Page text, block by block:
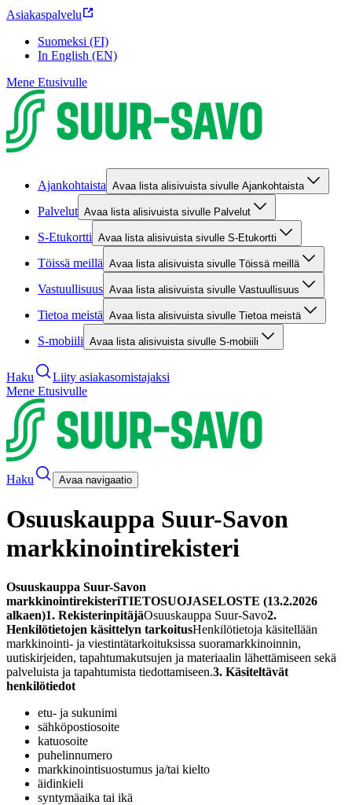
Asiakaspalvelu
Suomeksi (FI)
In English (EN)
Mene Etusivulle
Ajankohtaista Avaa lista alisivuista sivulle Ajankohtaista
Palvelut Avaa lista alisivuista sivulle Palvelut
S-Etukortti Avaa lista alisivuista sivulle S-Etukortti
Töissä meillä Avaa lista alisivuista sivulle Töissä meillä
Vastuullisuus Avaa lista alisivuista sivulle Vastuullisuus
Tietoa meistä Avaa lista alisivuista sivulle Tietoa meistä
S-mobiili Avaa lista alisivuista sivulle S-mobiili
Haku
Liity asiakasomistajaksi
Mene Etusivulle
Haku Avaa navigaatio
Osuuskauppa Suur-Savon
markkinointirekisteri
Osuuskauppa Suur-Savon
markkinointirekisteriTIETOSUOJASELOSTE (13.2.2026
alkaen)1. RekisterinpitäjäOsuuskauppa Suur-Savo2.
Henkilötietojen käsittelyn tarkoitusHenkilötietoja käsitellään
markkinointi- ja viestintätarkoituksissa suoramarkkinoinnin,
uutiskirjeiden, tapahtumakutsujen ja materiaalin lähettämiseen sekä
palveluista ja tapahtumista tiedottamiseen.3. Käsiteltävät
henkilötiedot
etu- ja sukunimi
sähköpostiosoite
katuosoite
puhelinnumero
markkinointisuostumus ja/tai kielto
äidinkieli
syntymäaika tai ikä